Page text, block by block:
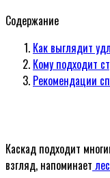
Содержание
Как выглядит
Кому подходит
Рекомендации
Каскад подходит
взгляд, напоминает